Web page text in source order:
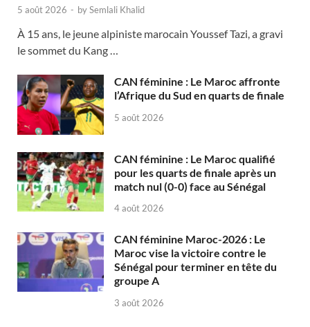
5 août 2026 - bySemlali Khalid
À 15 ans, le jeune alpiniste marocain Youssef Tazi, a gravi
le sommet du Kang …
CAN féminine : Le Maroc affronte
l’Afrique du Sud en quarts de finale
5 août 2026
CAN féminine : Le Maroc qualifié
pour les quarts de finale après un
match nul (0-0) face au Sénégal
4 août 2026
CAN féminine Maroc-2026 : Le
Maroc vise la victoire contre le
Sénégal pour terminer en tête du
groupe A
3 août 2026